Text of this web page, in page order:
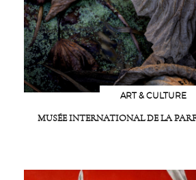
ART & CULTURE
MUSÉE INTERNATIONAL DE LA